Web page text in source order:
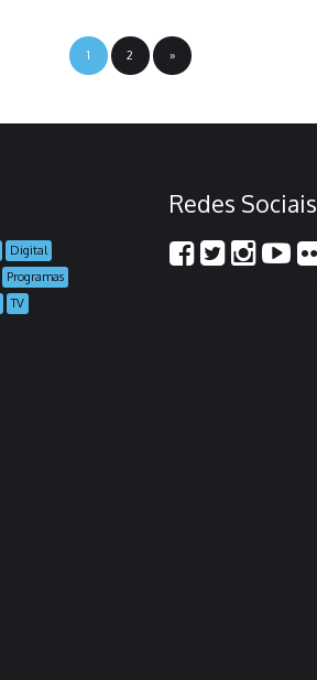
1 2 »
Digital
Programas
TV
Redes Sociais